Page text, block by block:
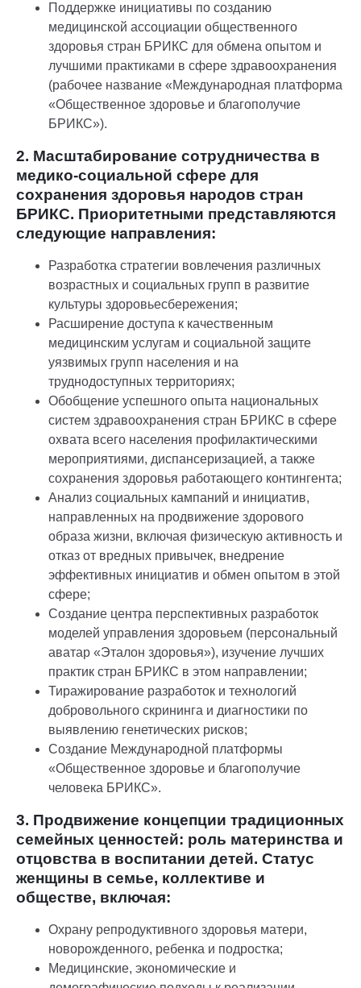
Поддержке инициативы по созданию
медицинской ассоциации общественного
здоровья стран БРИКС для обмена опытом и
лучшими практиками в сфере здравоохранения
(рабочее название «Международная платформа
«Общественное здоровье и благополучие
БРИКС»).
2. Масштабирование сотрудничества в
медико-социальной сфере для
сохранения здоровья народов стран
БРИКС. Приоритетными представляются
следующие направления:
Разработка стратегии вовлечения различных
возрастных и социальных групп в развитие
культуры здоровьесбережения;
Расширение доступа к качественным
медицинским услугам и социальной защите
уязвимых групп населения и на
труднодоступных территориях;
Обобщение успешного опыта национальных
систем здравоохранения стран БРИКС в сфере
охвата всего населения профилактическими
мероприятиями, диспансеризацией, а также
сохранения здоровья работающего контингента;
Анализ социальных кампаний и инициатив,
направленных на продвижение здорового
образа жизни, включая физическую активность и
отказ от вредных привычек, внедрение
эффективных инициатив и обмен опытом в этой
сфере;
Создание центра перспективных разработок
моделей управления здоровьем (персональный
аватар «Эталон здоровья»), изучение лучших
практик стран БРИКС в этом направлении;
Тиражирование разработок и технологий
добровольного скрининга и диагностики по
выявлению генетических рисков;
Создание Международной платформы
«Общественное здоровье и благополучие
человека БРИКС».
3. Продвижение концепции традиционных
семейных ценностей: роль материнства и
отцовства в воспитании детей. Статус
женщины в семье, коллективе и
обществе, включая:
Охрану репродуктивного здоровья матери,
новорожденного, ребенка и подростка;
Медицинские, экономические и